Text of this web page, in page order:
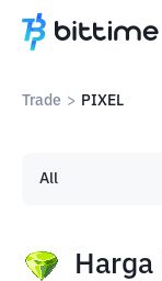
Trade > PIXEL
Harga
All